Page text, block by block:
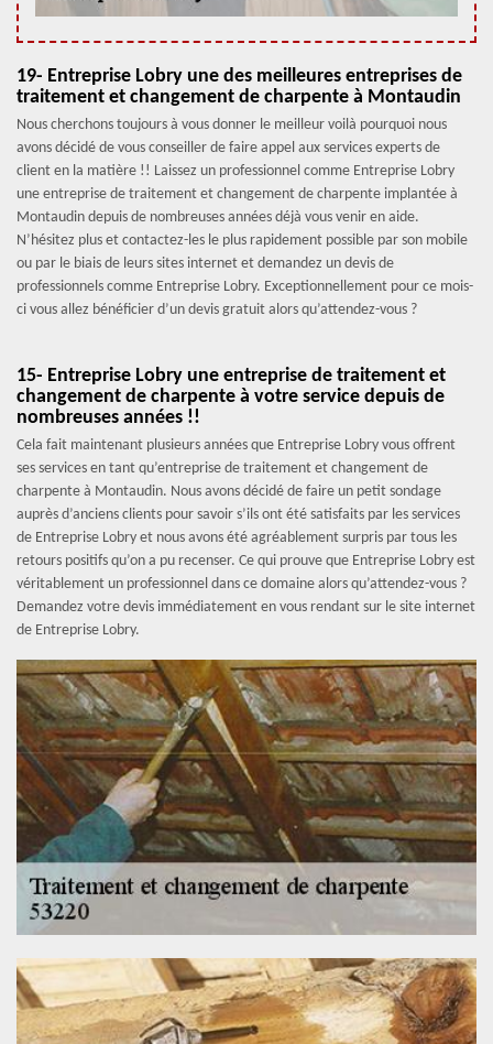
19- Entreprise Lobry une des meilleures entreprises de
traitement et changement de charpente à Montaudin
Nous cherchons toujours à vous donner le meilleur voilà pourquoi nous
avons décidé de vous conseiller de faire appel aux services experts de
client en la matière !! Laissez un professionnel comme Entreprise Lobry
une entreprise de traitement et changement de charpente implantée à
Montaudin depuis de nombreuses années déjà vous venir en aide.
N’hésitez plus et contactez-les le plus rapidement possible par son mobile
ou par le biais de leurs sites internet et demandez un devis de
professionnels comme Entreprise Lobry. Exceptionnellement pour ce mois-
ci vous allez bénéficier d’un devis gratuit alors qu’attendez-vous ?
15- Entreprise Lobry une entreprise de traitement et
changement de charpente à votre service depuis de
nombreuses années !!
Cela fait maintenant plusieurs années que Entreprise Lobry vous offrent
ses services en tant qu’entreprise de traitement et changement de
charpente à Montaudin. Nous avons décidé de faire un petit sondage
auprès d’anciens clients pour savoir s’ils ont été satisfaits par les services
de Entreprise Lobry et nous avons été agréablement surpris par tous les
retours positifs qu’on a pu recenser. Ce qui prouve que Entreprise Lobry est
véritablement un professionnel dans ce domaine alors qu’attendez-vous ?
Demandez votre devis immédiatement en vous rendant sur le site internet
de Entreprise Lobry.